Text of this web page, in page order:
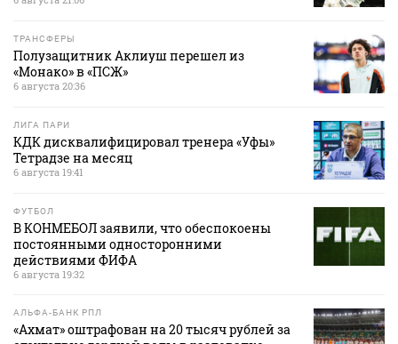
ТРАНСФЕРЫ
Полузащитник Аклиуш перешел из
«Монако» в «ПСЖ»
6 августа 20:36
ЛИГА ПАРИ
КДК дисквалифицировал тренера «Уфы»
Тетрадзе на месяц
6 августа 19:41
ФУТБОЛ
В КОНМЕБОЛ заявили, что обеспокоены
постоянными односторонними
действиями ФИФА
6 августа 19:32
АЛЬФА-БАНК РПЛ
«Ахмат» оштрафован на 20 тысяч рублей за